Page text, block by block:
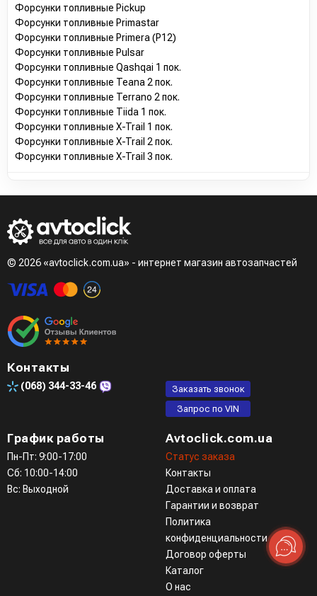
Форсунки топливные Pickup
Форсунки топливные Primastar
Форсунки топливные Primera (P12)
Форсунки топливные Pulsar
Форсунки топливные Qashqai 1 пок.
Форсунки топливные Teana 2 пок.
Форсунки топливные Terrano 2 пок.
Форсунки топливные Tiida 1 пок.
Форсунки топливные X-Trail 1 пок.
Форсунки топливные X-Trail 2 пок.
Форсунки топливные X-Trail 3 пок.
© 2026 «avtoclick.com.ua» - интернет магазин автозапчастей
Контакты
(068) 344-33-46
Заказать звонок
Запрос по VIN
График работы
Пн-Пт: 9:00-17:00
Сб: 10:00-14:00
Вс: Выходной
Avtoclick.com.ua
Статус заказа
Контакты
Доставка и оплата
Гарантии и возврат
Политика
конфиденциальности
Договор оферты
Каталог
О нас